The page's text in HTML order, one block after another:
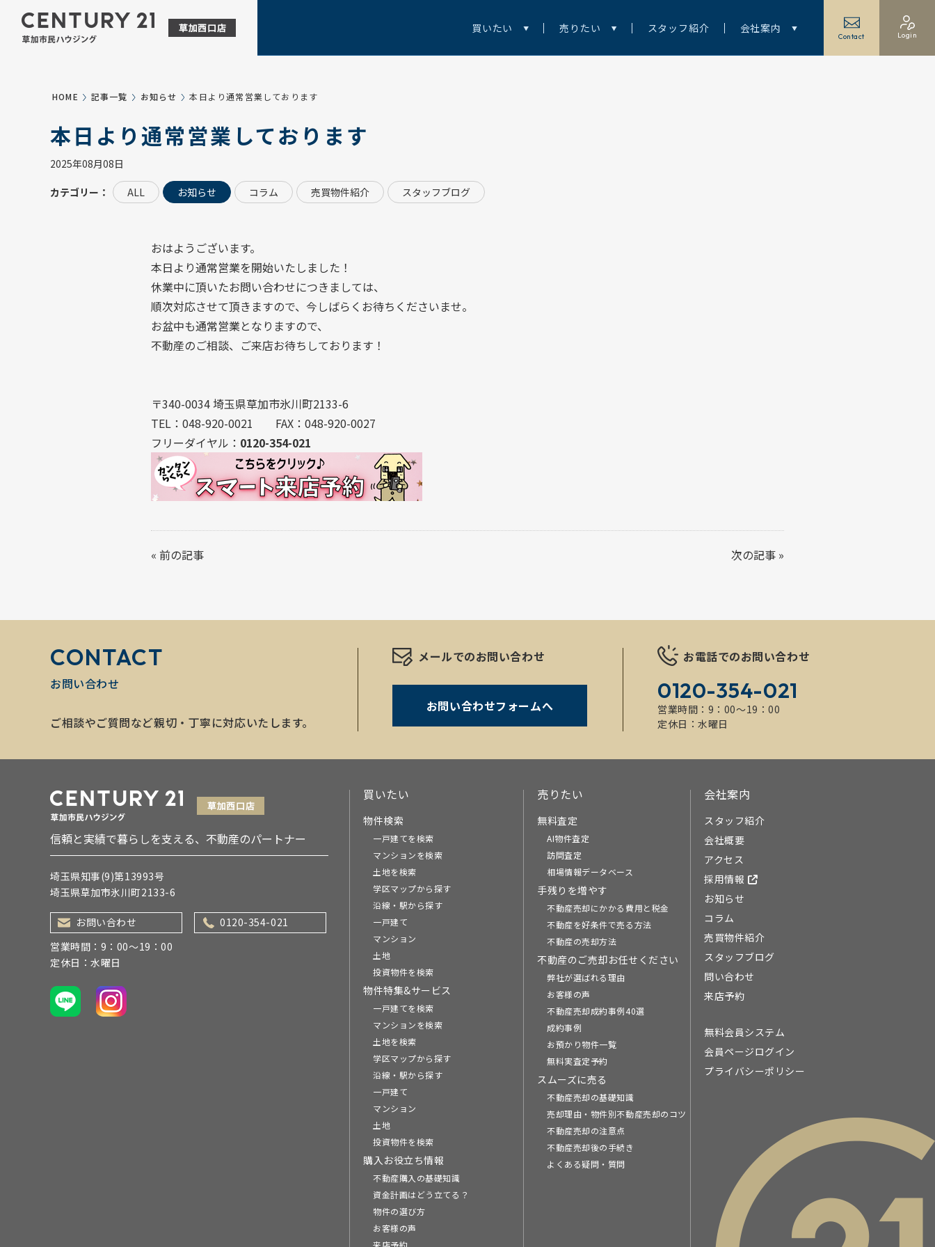
買いたい 売りたい スタッフ紹介 会社案内
Contact Login
HOME 記事一覧 お知らせ 本日より通常営業しております
本日より通常営業しております
2025年08月08日
カテゴリー： ALL お知らせ コラム 売買物件紹介 スタッフブログ
おはようございます。
本日より通常営業を開始いたしました！
休業中に頂いたお問い合わせにつきましては、
順次対応させて頂きますので、今しばらくお待ちくださいませ。
お盆中も通常営業となりますので、
不動産のご相談、ご来店お待ちしております！
〒340-0034 埼玉県草加市氷川町2133-6
TEL：048-920-0021 FAX：048-920-0027
フリーダイヤル： 0120-354-021
« 前の記事 次の記事 »
CONTACT
お問い合わせ
ご相談やご質問など親切・丁寧に対応いたします。
メールでのお問い合わせ
お問い合わせフォームへ
お電話でのお問い合わせ
0120-354-021
営業時間：9：00～19：00
定休日：水曜日
信頼と実績で暮らしを支える、不動産のパートナー
埼玉県知事(9)第13993号
埼玉県草加市氷川町2133-6
お問い合わせ
0120-354-021
営業時間：9：00～19：00
定休日：水曜日
買いたい
物件検索
一戸建てを検索
マンションを検索
土地を検索
学区マップから探す
沿線・駅から探す
一戸建て
マンション
土地
投資物件を検索
物件特集&サービス
一戸建てを検索
マンションを検索
土地を検索
学区マップから探す
沿線・駅から探す
一戸建て
マンション
土地
投資物件を検索
購入お役立ち情報
不動産購入の基礎知識
資金計画はどう立てる？
物件の選び方
お客様の声
来店予約
売りたい
無料査定
AI物件査定
訪問査定
相場情報データベース
手残りを増やす
不動産売却にかかる費用と税金
不動産を好条件で売る方法
不動産の売却方法
不動産のご売却お任せください
弊社が選ばれる理由
お客様の声
不動産売却成約事例40選
成約事例
お預かり物件一覧
無料実査定予約
スムーズに売る
不動産売却の基礎知識
売却理由・物件別不動産売却のコツ
不動産売却の注意点
不動産売却後の手続き
よくある疑問・質問
会社案内
スタッフ紹介
会社概要
アクセス
採用情報
お知らせ
コラム
売買物件紹介
スタッフブログ
問い合わせ
来店予約
無料会員システム
会員ページログイン
プライバシーポリシー